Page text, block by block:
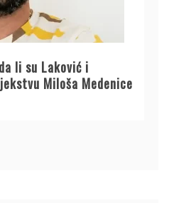
li su Laković i
Miloša Medenice